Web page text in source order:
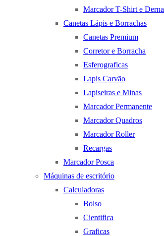
Marcador T-Shirt e Derna
Canetas Lápis e Borrachas
Canetas Premium
Corretor e Borracha
Esferograficas
Lapis Carvão
Lapiseiras e Minas
Marcador Permanente
Marcador Quadros
Marcador Roller
Recargas
Marcador Posca
Máquinas de escritório
Calculadoras
Bolso
Cientifica
Graficas